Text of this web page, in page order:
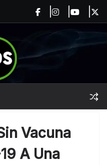
Vacuna
A Una